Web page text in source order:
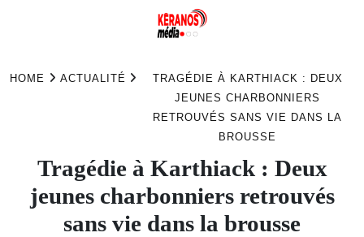
HOME ACTUALITÉ
TRAGÉDIE À KARTHIACK : DEUX
JEUNES CHARBONNIERS
RETROUVÉS SANS VIE DANS LA
BROUSSE
Tragédie à Karthiack : Deux
jeunes charbonniers retrouvés
sans vie dans la brousse